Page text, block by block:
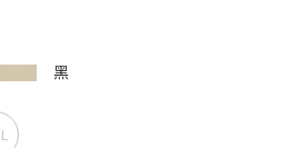
黑